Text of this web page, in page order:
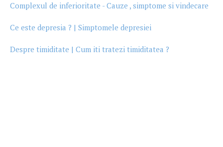
Complexul de inferioritate - Cauze , simptome si vindecare
Ce este depresia ? | Simptomele depresiei
Despre timiditate | Cum iti tratezi timiditatea ?